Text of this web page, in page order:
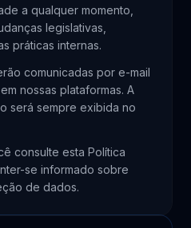
a qualquer momento,
legislativas,
práticas internas.
comunicadas por e-mail
nossas plataformas. A
será sempre exibida no
consulte esta Política
se informado sobre
de dados.